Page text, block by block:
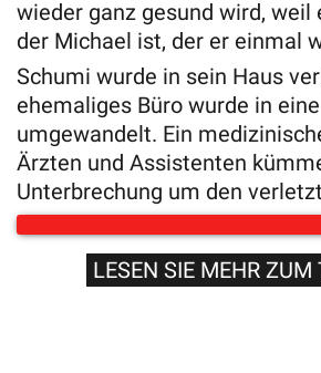
wieder ganz gesund wird, weil
der Michael ist, der er einmal
Schumi wurde in sein Haus
ehemaliges Büro wurde in
umgewandelt. Ein
Ärzten und Assistenten
Unterbrechung um den
LESEN SIE MEHR ZUM